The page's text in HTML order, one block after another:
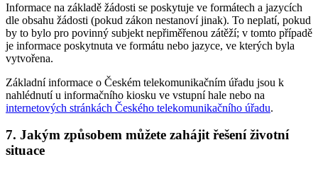
Informace na základě žádosti se poskytuje ve formátech a jazycích
dle obsahu žádosti (pokud zákon nestanoví jinak). To neplatí, pokud
by to bylo pro povinný subjekt nepřiměřenou zátěží; v tomto případě
je informace poskytnuta ve formátu nebo jazyce, ve kterých byla
vytvořena.
Základní informace o Českém telekomunikačním úřadu jsou k
nahlédnutí u informačního kiosku ve vstupní hale nebo na
internetových stránkách Českého telekomunikačního úřadu.
7. Jakým způsobem můžete zahájit řešení životní
situace